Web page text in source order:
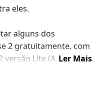
Ler Mais
eles.
alguns dos
2 gratuitamente, com
versão Lite (Avaliação